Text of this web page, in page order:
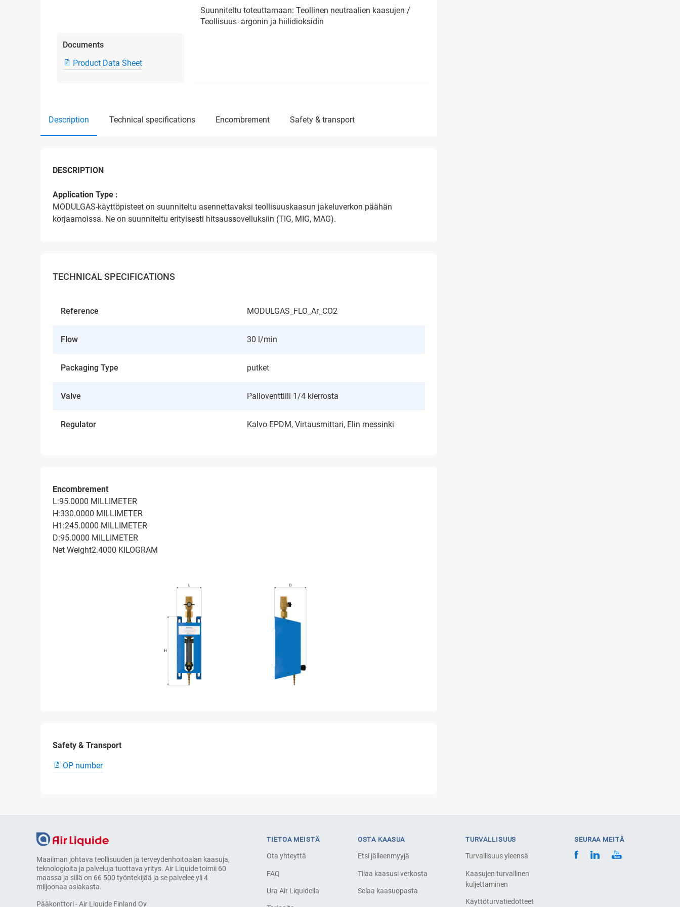
Documents
Product Data Sheet
Suunniteltu toteuttamaan: Teollinen neutraalien kaasujen /
Teollisuus- argonin ja hiilidioksidin
description technical specifications encombrement safety & transport
DESCRIPTION
Application Type :
MODULGAS-käyttöpisteet on suunniteltu asennettavaksi teollisuuskaasun jakeluverkon päähän
korjaamoissa. Ne on suunniteltu erityisesti hitsaussovelluksiin (TIG, MIG, MAG).
TECHNICAL SPECIFICATIONS
Reference MODULGAS_FLO_Ar_CO2
Flow 30 l/min
Packaging Type putket
Valve Palloventtiili 1/4 kierrosta
Regulator Kalvo EPDM, Virtausmittari, Elin messinki
Encombrement
L:95.0000 MILLIMETER
H:330.0000 MILLIMETER
H1:245.0000 MILLIMETER
D:95.0000 MILLIMETER
Net Weight2.4000 KILOGRAM
Safety & Transport
OP number
Maailman johtava teollisuuden ja terveydenhoitoalan kaasuja,
teknologioita ja palveluja tuottava yritys. Air Liquide toimii 60
maassa ja sillä on 66 500 työntekijää ja se palvelee yli 4
miljoonaa asiakasta.
Pääkonttori - Air Liquide Finland Oy
TIETOA MEISTÄ
Ota yhteyttä
FAQ
Ura Air Liquidella
OSTA KAASUA
Etsi jälleenmyyjä
Tilaa kaasusi verkosta
Selaa kaasuopasta
TURVALLISUUS
Turvallisuus yleensä
Kaasujen turvallinen
kuljettaminen
Käyttöturvatiedotteet
SEURAA MEITÄ